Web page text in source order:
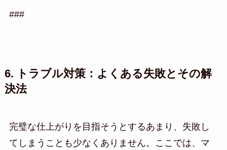
###
6. トラブル対策：よくある失敗とその解
決法
完璧な仕上がりを目指そうとするあまり、失敗し
てしまうことも少なくありません。ここでは、マ